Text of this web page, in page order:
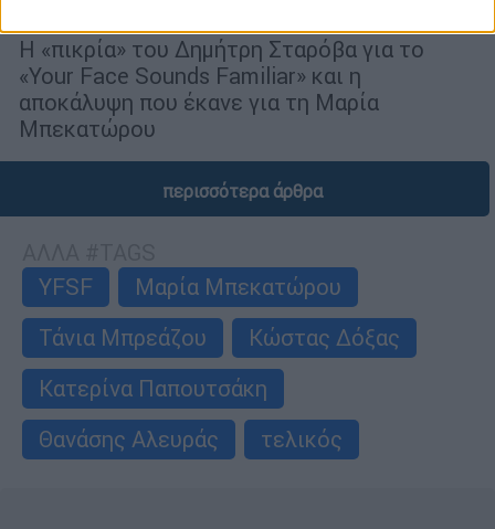
Η «πικρία» του Δημήτρη Σταρόβα για το
«Your Face Sounds Familiar» και η
αποκάλυψη που έκανε για τη Μαρία
Μπεκατώρου
περισσότερα άρθρα
YFSF
Μαρία Μπεκατώρου
Τάνια Μπρεάζου
Κώστας Δόξας
Κατερίνα Παπουτσάκη
Θανάσης Αλευράς
τελικός